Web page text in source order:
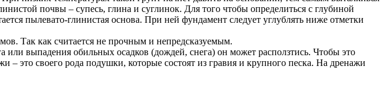
почвы – супесь, глина и суглинок. Для того чтобы определиться с глубиной
пылевато-глинистая основа. При ней фундамент следует углублять ниже отметки
Так как считается не прочным и непредсказуемым.
выпадения обильных осадков (дождей, снега) он может расползтись. Чтобы это
– это своего рода подушки, которые состоят из гравия и крупного песка. На дренажи